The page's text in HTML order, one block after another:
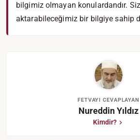
bilgimiz olmayan konulardandır.
aktarabileceğimiz bir bilgiye sahip
FETVAYI CEVAPLAYAN
Nureddin Yıldız
Kimdir?